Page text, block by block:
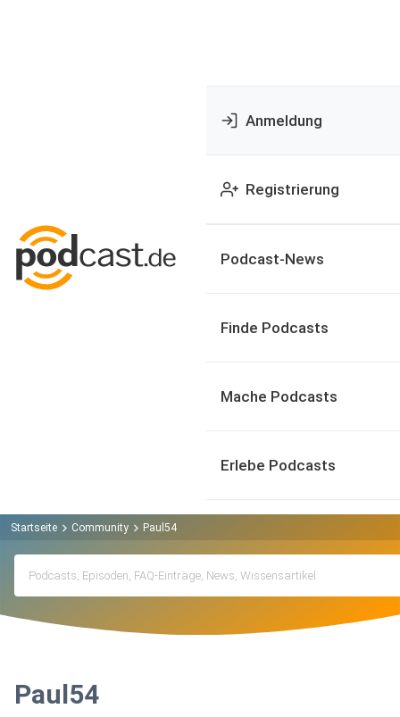
Anmeldung
Registrierung
Podcast-News
Finde Podcasts
Mache Podcasts
Erlebe Podcasts
Startseite Community Paul54
Paul54